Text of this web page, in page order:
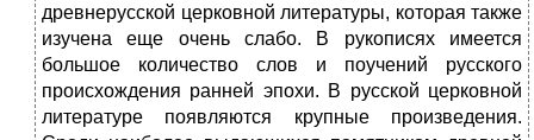
древнерусской церковной литературы, которая также
изучена еще очень слабо. В рукописях имеется
большое количество слов и поучений русского
происхождения ранней эпохи. В русской церковной
литературе появляются крупные произведения.